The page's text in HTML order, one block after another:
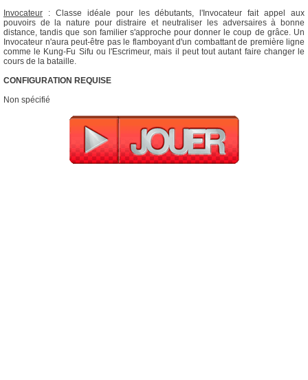
Invocateur : Classe idéale pour les débutants, l'Invocateur fait appel aux
pouvoirs de la nature pour distraire et neutraliser les adversaires à bonne
distance, tandis que son familier s'approche pour donner le coup de grâce. Un
Invocateur n'aura peut-être pas le flamboyant d'un combattant de première ligne
comme le Kung-Fu Sifu ou l'Escrimeur, mais il peut tout autant faire changer le
cours de la bataille.
CONFIGURATION REQUISE
Non spécifié